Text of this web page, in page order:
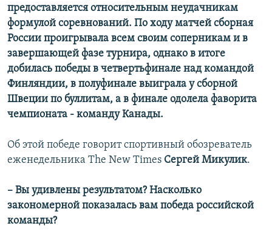
предоставляется относительным неудачникам
формулой соревнований. По ходу матчей сборная
России проигрывала всем своим соперникам и в
завершающей фазе турнира, однако в итоге
добилась победы в четвертьфинале над командой
Финляндии, в полуфинале выиграла у сборной
Швеции по буллитам, а в финале одолела фаворита
чемпионата - команду Канады.
Об этой победе говорит спортивный обозреватель
еженедельника The New Times Сергей Микулик.
– Вы удивлены результатом? Насколько
закономерной показалась вам победа российской
команды?